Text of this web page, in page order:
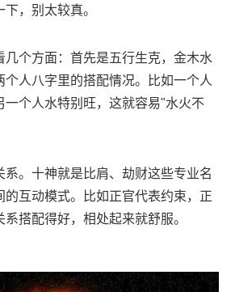
，别太较真。
几个方面：首先是五行生克，金木水
个人八字里的搭配情况。比如一个人
一个人水特别旺，这就容易"水火不
系。十神就是比肩、劫财这些专业名
的互动模式。比如正官代表约束，正
搭配得好，相处起来就舒服。